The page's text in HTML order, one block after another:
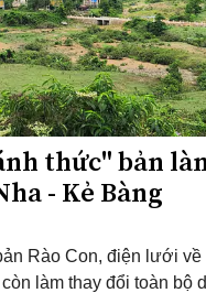
thức" bản
- Kẻ Bàng
Rào Con, điện lưới về
làm thay đổi toàn bộ